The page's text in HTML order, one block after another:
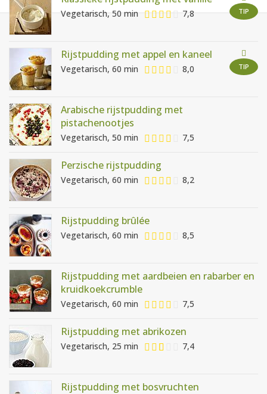
AANMELDEN
RECEPTEN
WEEKMENU'S
TIP
Vegetarisch, 50 min 7,8
TIP
Rijstpudding met appel en kaneel
Vegetarisch, 60 min 8,0
Arabische rijstpudding met
pistachenootjes
Vegetarisch, 50 min 7,5
Perzische rijstpudding
Vegetarisch, 60 min 8,2
Rijstpudding brûlée
Vegetarisch, 60 min 8,5
Rijstpudding met aardbeien en rabarber en
kruidkoekcrumble
Vegetarisch, 60 min 7,5
Rijstpudding met abrikozen
Vegetarisch, 25 min 7,4
Rijstpudding met bosvruchten